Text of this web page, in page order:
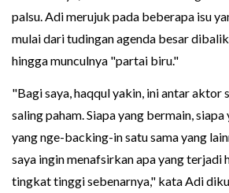
palsu. Adi merujuk pada beberapa isu
mulai dari tudingan agenda besar
hingga munculnya "partai biru."
"Bagi saya, haqqul yakin, ini antar aktor
saling paham. Siapa yang bermain,
yang nge-backing-in satu sama yang
saya ingin menafsirkan apa yang terjadi
tingkat tinggi sebenarnya," kata Adi